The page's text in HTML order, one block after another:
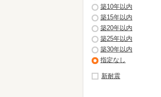
築10年以内
築15年以内
築20年以内
築25年以内
築30年以内
指定なし
新耐震